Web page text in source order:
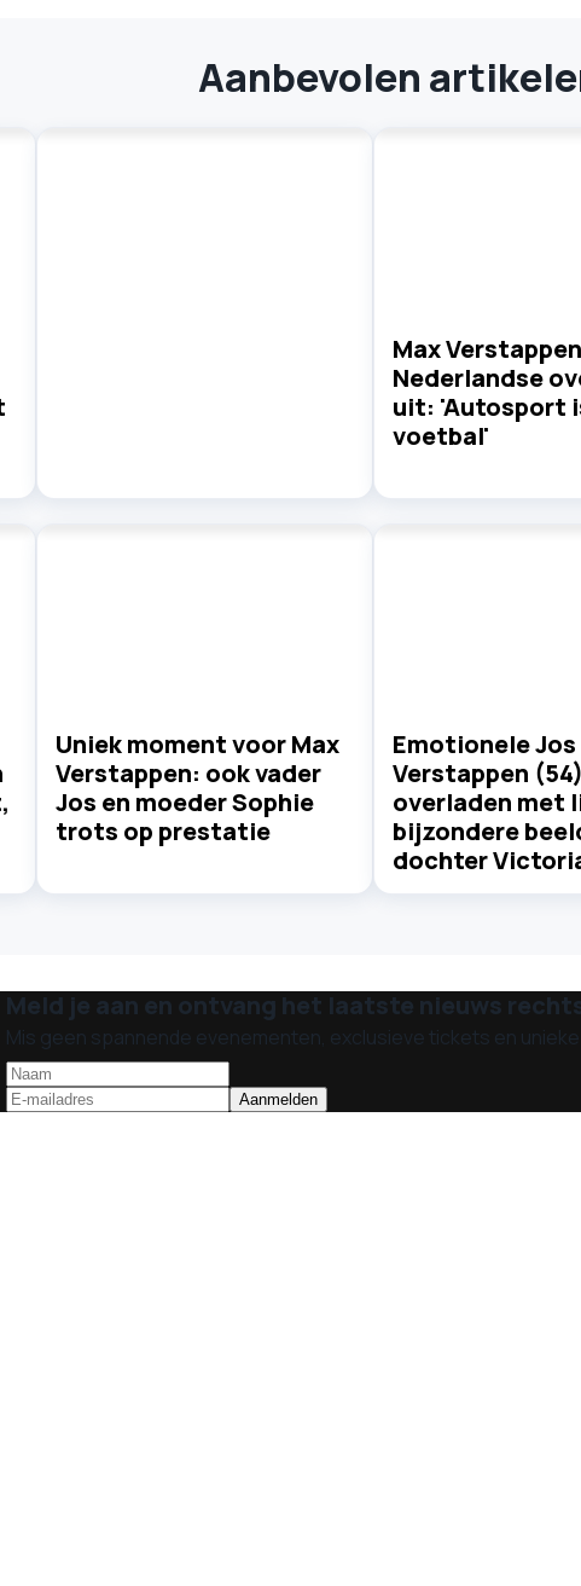
Aanbevolen
Max
Nederlandse
uit: 'Autosport
voetbal'
Uniek moment voor Max
Verstappen: ook vader
Jos en moeder Sophie
trots op prestatie
Emotionele Jos
Verstappen (54)
overladen met
bijzondere
dochter
Meld je aan en ontvang het laatste nieuws
Mis geen spannende evenementen, exclusieve tickets en